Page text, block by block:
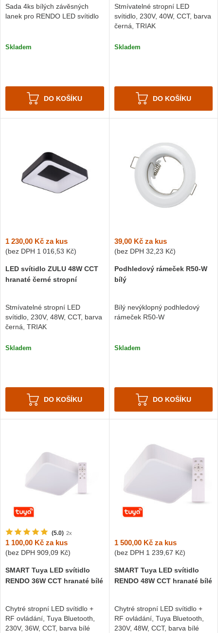
Sada 4ks bílých závěsných
lanek pro RENDO LED svítidlo
Skladem
DO KOŠÍKU
Stmívatelné stropní LED
svítidlo, 230V, 40W, CCT, barva
černá, TRIAK
Skladem
DO KOŠÍKU
1 230,00 Kč za kus
(bez DPH 1 016,53 Kč)
LED svítidlo ZULU 48W CCT
hranaté černé stropní
Stmívatelné stropní LED
svítidlo, 230V, 48W, CCT, barva
černá, TRIAK
Skladem
DO KOŠÍKU
39,00 Kčza kus
(bez DPH 32,23 Kč)
Podhledový rámeček R50-W
bílý
Bílý nevýklopný podhledový
rámeček R50-W
Skladem
DO KOŠÍKU
(5.0) 2x
1 100,00 Kč za kus
(bez DPH 909,09 Kč)
SMART Tuya LED svítidlo
RENDO 36W CCT hranaté bílé
Chytré stropní LED svítidlo +
RF ovládání, Tuya Bluetooth,
230V, 36W, CCT, barva bílé
1 500,00 Kčza kus
(bez DPH 1 239,67 Kč)
SMART Tuya LED svítidlo
RENDO 48W CCT hranaté bílé
Chytré stropní LED svítidlo +
RF ovládání, Tuya Bluetooth,
230V, 48W, CCT, barva bílé